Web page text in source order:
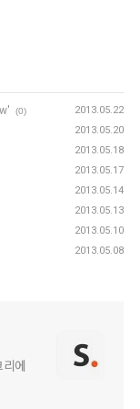
(0) 2013.05.22
2013.05.20
2013.05.18
2013.05.17
2013.05.14
2013.05.13
2013.05.10
2013.05.08
에